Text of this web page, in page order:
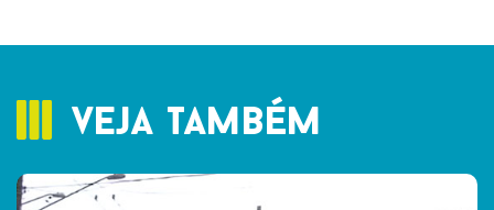
veja também